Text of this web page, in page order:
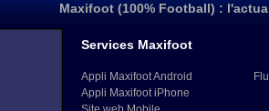
Maxifoot (100% Football) :
Services Maxifoot
Appli Maxifoot Android
Appli Maxifoot iPhone